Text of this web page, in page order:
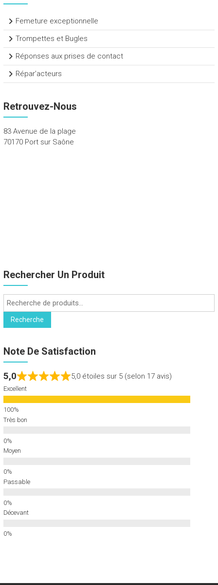
Femeture exceptionnelle
Trompettes et Bugles
Réponses aux prises de contact
Répar’acteurs
Retrouvez-Nous
83 Avenue de la plage
70170 Port sur Saône
Rechercher Un Produit
Recherche
pour :
Recherche
Note De Satisfaction
5,0 5,0 étoiles sur 5 (selon 17 avis)
Excellent
Très bon
Moyen
Passable
Décevant